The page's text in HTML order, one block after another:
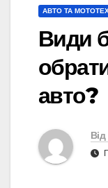
АВТО ТА
Види
авто?
Від